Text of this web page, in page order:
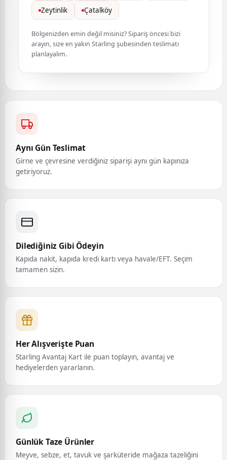
Zeytinlik Çatalköy
Bölgenizden emin değil misiniz? Sipariş öncesi bizi
arayın, size en yakın Starling şubesinden teslimatı
planlayalım.
Aynı Gün Teslimat
Girne ve çevresine verdiğiniz siparişi aynı gün kapınıza
getiriyoruz.
Dilediğiniz Gibi Ödeyin
Kapıda nakit, kapıda kredi kartı veya havale/EFT. Seçim
tamamen sizin.
Her Alışverişte Puan
Starling Avantaj Kart ile puan toplayın, avantaj ve
hediyelerden yararlanın.
Günlük Taze Ürünler
Meyve, sebze, et, tavuk ve şarküteride mağaza tazeliğini